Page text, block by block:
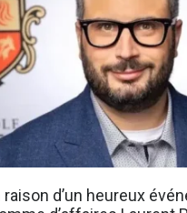
raison d’un heureux